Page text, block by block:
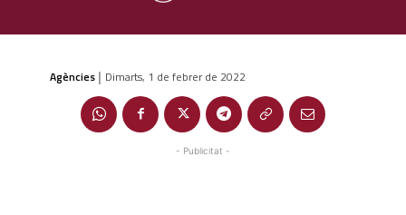
Agències | Dimarts, 1 de febrer de 2022
- Publicitat -